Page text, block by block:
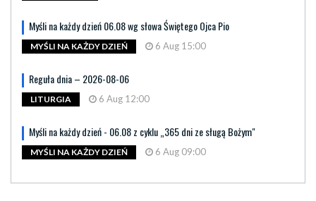
Myśli na każdy dzień 06.08 wg słowa Świętego Ojca Pio
MYŚLI NA KAŻDY DZIEŃ 6 Aug 15:00
Reguła dnia – 2026-08-06
LITURGIA 6 Aug 12:00
Myśli na każdy dzień - 06.08 z cyklu „365 dni ze sługą Bożym"
MYŚLI NA KAŻDY DZIEŃ 6 Aug 09:00